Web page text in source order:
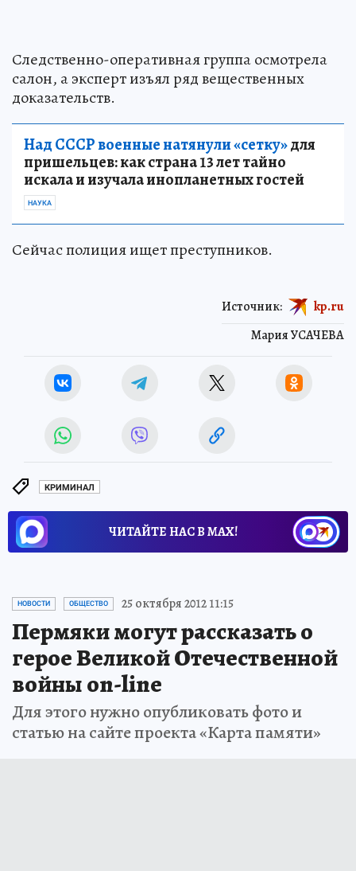
Следственно-оперативная группа осмотрела
салон, а эксперт изъял ряд вещественных
доказательств.
Над СССР военные натянули «сетку»для
пришельцев: как страна 13 лет тайно
искала и изучала инопланетных гостей
НАУКА
Сейчас полиция ищет преступников.
Мария УСАЧЕВА
Источник: kp.ru
КРИМИНАЛ
ЧИТАЙТЕ НАС В МАХ!
НОВОСТИ ОБЩЕСТВО 25 октября 2012 11:15
Пермяки могут рассказать о
герое Великой Отечественной
войны on-line
Для этого нужно опубликовать фото и
статью на сайте проекта «Карта памяти»